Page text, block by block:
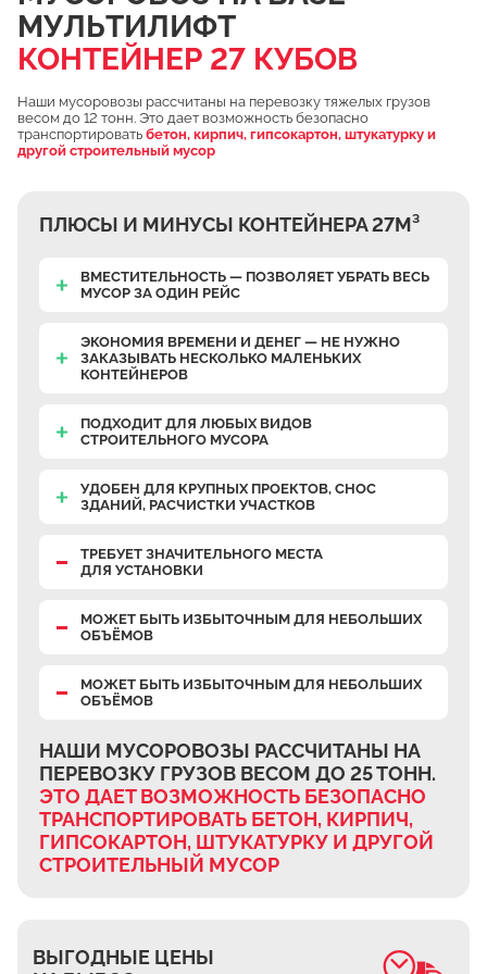
Чулково
Осеченки
Поповка
Донино
Дурниха
Поповка
Синьково
Еганово
Кривцы
Тяжино
Верхнее Велино
Становое
Шилово
Паткино
Зелёная Слобода
Апариха
Прудки
Ильинское
Запрудное
МУЛЬТИЛИФТ
КОНТЕЙНЕР 27 КУБОВ
Наши мусоровозы рассчитаны на перевозку тяжелых грузов
весом до 12 тонн. Это дает возможность безопасно
транспортировать бетон, кирпич, гипсокартон, штукатурку и
другой строительный мусор
ВЫГОДНЫЕ ЦЕНЫ
ПЛЮСЫ И МИНУСЫ КОНТЕЙНЕРА 27М³
ВМЕСТИТЕЛЬНОСТЬ — ПОЗВОЛЯЕТ УБРАТЬ ВЕСЬ
МУСОР ЗА ОДИН РЕЙС
ЭКОНОМИЯ ВРЕМЕНИ И ДЕНЕГ — НЕ НУЖНО
ЗАКАЗЫВАТЬ НЕСКОЛЬКО МАЛЕНЬКИХ
КОНТЕЙНЕРОВ
ПОДХОДИТ ДЛЯ ЛЮБЫХ ВИДОВ
СТРОИТЕЛЬНОГО МУСОРА
УДОБЕН ДЛЯ КРУПНЫХ ПРОЕКТОВ, СНОС
ЗДАНИЙ, РАСЧИСТКИ УЧАСТКОВ
ТРЕБУЕТ ЗНАЧИТЕЛЬНОГО МЕСТА
ДЛЯ УСТАНОВКИ
МОЖЕТ БЫТЬ ИЗБЫТОЧНЫМ ДЛЯ НЕБОЛЬШИХ
ОБЪЁМОВ
МОЖЕТ БЫТЬ ИЗБЫТОЧНЫМ ДЛЯ НЕБОЛЬШИХ
ОБЪЁМОВ
НАШИ МУСОРОВОЗЫ РАССЧИТАНЫ НА
ПЕРЕВОЗКУ ГРУЗОВ ВЕСОМ ДО 25 ТОНН.
ЭТО ДАЕТ ВОЗМОЖНОСТЬ БЕЗОПАСНО
ТРАНСПОРТИРОВАТЬ БЕТОН, КИРПИЧ,
ГИПСОКАРТОН, ШТУКАТУРКУ И ДРУГОЙ
СТРОИТЕЛЬНЫЙ МУСОР